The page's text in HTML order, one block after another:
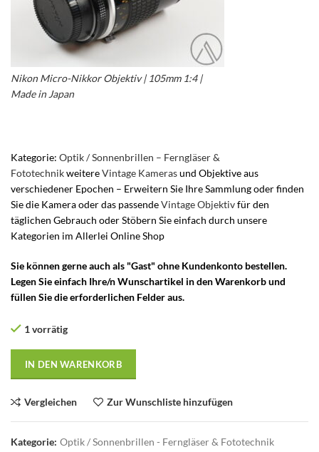
Nikon Micro-Nikkor Objektiv | 105mm 1:4 |
Made in Japan
Kategorie: Optik / Sonnenbrillen – Ferngläser &
FototechnikweitereVintage Kamerasund Objektive aus
verschiedener Epochen – Erweitern Sie Ihre Sammlung oder finden
Sie die Kamera oder das passendeVintage Objektivfür den
täglichen Gebrauch oder Stöbern Sie einfach durch unsere
Kategorien im Allerlei Online Shop
Sie können gerne auch als "Gast" ohne Kundenkonto bestellen.
Legen Sie einfach Ihre/n Wunschartikel in den Warenkorb und
füllen Sie die erforderlichen Felder aus.
1 vorrätig
IN DEN WARENKORB
Vergleichen Zur Wunschliste hinzufügen
Kategorie: Optik / Sonnenbrillen - Ferngläser & Fototechnik